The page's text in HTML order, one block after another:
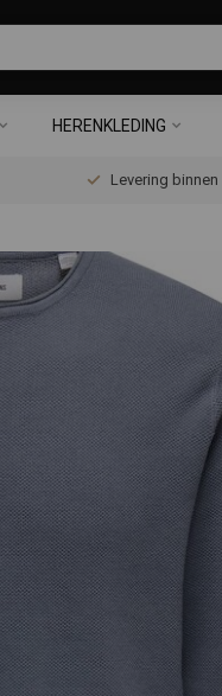
HERENKLEDING
Levering binnen